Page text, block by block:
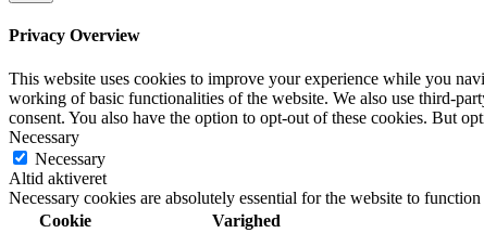
Privacy Overview
This website uses cookies to improve your experience while you
working of basic functionalities of the website. We also use third-
consent. You also have the option to opt-out of these cookies. But
Necessary
Necessary
Altid aktiveret
Necessary cookies are absolutely essential for the website to
Cookie
Varighed